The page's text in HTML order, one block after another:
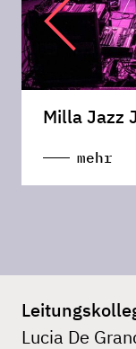
Milla Jazz
mehr
Lucia De